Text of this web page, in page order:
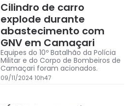
Cilindro de carro
explode durante
abastecimento com
GNV em Camaçari
Equipes do 10º Batalhão da Polícia
Militar e do Corpo de Bombeiros de
Camaçari foram acionados.
09/11/2024 10h47